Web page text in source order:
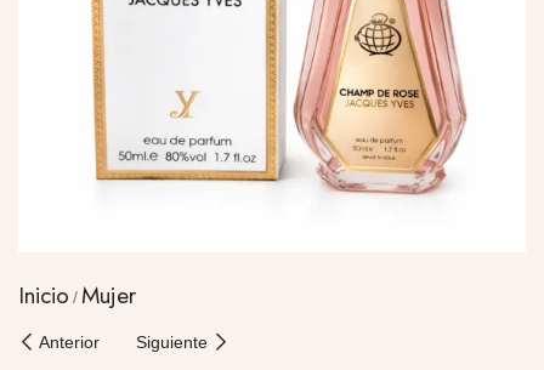
Inicio Mujer
Anterior Siguiente